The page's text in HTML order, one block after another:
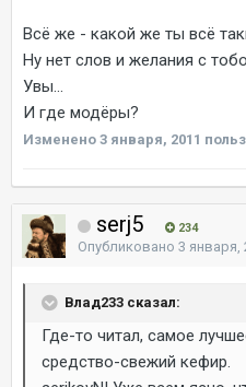
Всё же - какой же ты всё
Ну нет слов и желания с
Увы...
И где модёры?
Изменено 3 января, 2011
serj5 234
Опубликовано 3 января,
Влад233 сказал:
Где-то читал, самое
средство-свежий кефир.